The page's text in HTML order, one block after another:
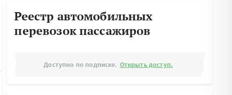
Реестр автомобильных
перевозок пассажиров
Доступно по подписке. Открыть доступ.